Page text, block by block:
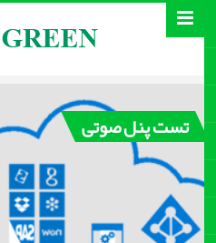
تست پنل صوتی